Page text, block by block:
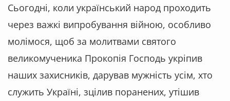
Сьогодні, коли український народ проходить
через важкі випробування війною, особливо
молімося, щоб за молитвами святого
великомученика Прокопія Господь укріпив
наших захисників, дарував мужність усім, хто
служить Україні, зцілив поранених, утішив